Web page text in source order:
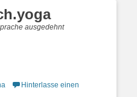
ausgedehnt
Hinterlasse einen